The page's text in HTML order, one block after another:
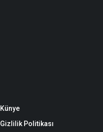
Künye
Gizlilik Politikası